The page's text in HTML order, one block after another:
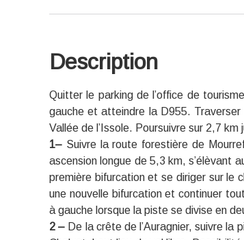
Voir l'image en plein
de France, d’Europe (2012), du
Description
Quitter le parking de l’office de
gauche et atteindre la D955.
Vallée de l’Issole. Poursuivre sur 2,7
1– Suivre la route forestière de
ascension longue de 5,3 km, s’élèvant
première bifurcation et se diriger sur le
une nouvelle bifurcation et continuer
à gauche lorsque la piste se divise en
2 – De la crête de l’Auragnier, suivre la